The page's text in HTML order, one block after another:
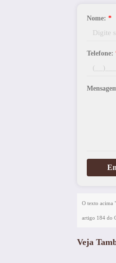
Nome: *
Telefone:
O texto acima "
artigo 184 do
Veja